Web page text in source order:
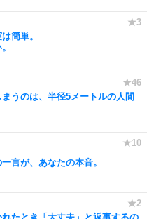
簡単。
うのは、半径5メートルの人間
言が、あなたの本音。
れたとき「大丈夫」と返事するの